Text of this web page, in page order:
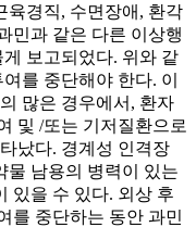
육경직, 수면장애, 환각
민과 같은 다른 이상행
보고되었다. 위와 같
를 중단해야 한다. 이
많은 경우에서, 환자
및 /또는 기저질환으로
났다. 경계성 인격장
물 남용의 병력이 있는
있을 수 있다. 외상 후
를 중단하는 동안 과민